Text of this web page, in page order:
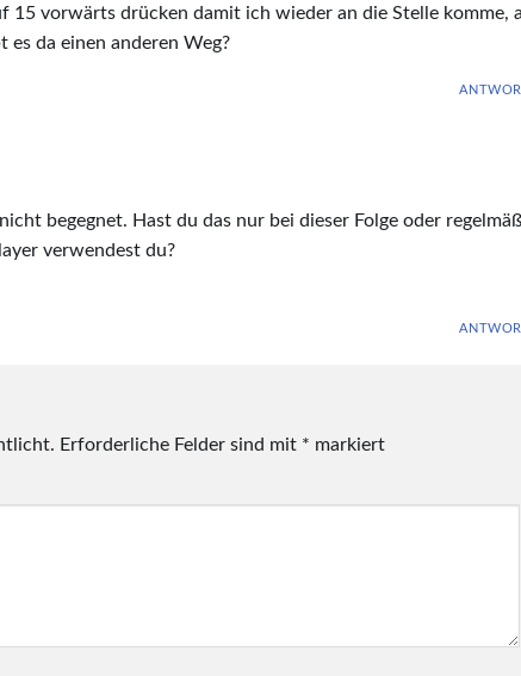
15 vorwärts drücken damit ich wieder an die Stelle komme,
da einen anderen Weg?
begegnet. Hast du das nur bei dieser Folge oder
verwendest du?
Erforderliche Felder sind mit * markiert